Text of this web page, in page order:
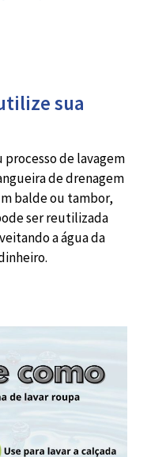
sua
processo de lavagem
de drenagem
balde ou tambor,
ser reutilizada
a água da